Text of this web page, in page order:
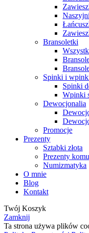
Bransoletki
Spinki i
Spinki
Wpinki
Dewocjonalia
Promocje
Prezenty
Sztabki złota
Prezenty
Numizmatyka
O mnie
Blog
Kontakt
Twój Koszyk
Zamknij
Ta strona używa plików